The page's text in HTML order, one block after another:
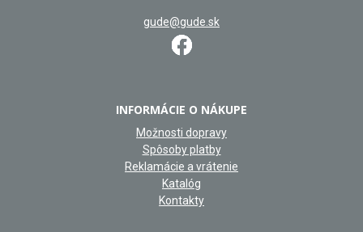
gude@gude.sk
INFORMÁCIE O NÁKUPE
Možnosti dopravy
Spôsoby platby
Reklamácie a vrátenie
Katalóg
Kontakty